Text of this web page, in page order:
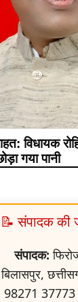
विधायक
गया पानी
📝 संपादक की
संपादक:
बिलासपुर,
98271